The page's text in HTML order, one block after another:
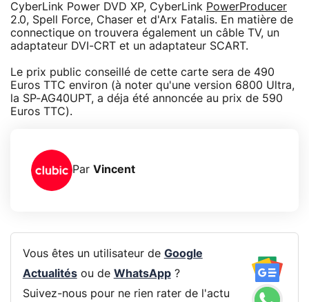
CyberLink Power DVD XP, CyberLink PowerProducer
2.0, Spell Force, Chaser et d'Arx Fatalis. En matière de
connectique on trouvera également un câble TV, un
adaptateur DVI-CRT et un adaptateur SCART.
Le prix public conseillé de cette carte sera de 490
Euros TTC environ (à noter qu'une version 6800 Ultra,
la SP-AG40UPT, a déja été annoncée au prix de 590
Euros TTC).
Par Vincent
Vous êtes un utilisateur de Google
Actualitésou de WhatsApp?
Suivez-nous pour ne rien rater de l'actu